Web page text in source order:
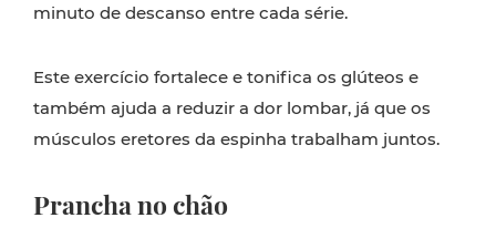
minuto de descanso entre cada série.
Este exercício fortalece e tonifica os glúteos e
também ajuda a reduzir a dor lombar, já que os
músculos eretores da espinha trabalham juntos.
Prancha no chão